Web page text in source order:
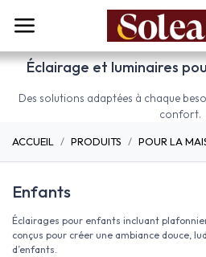
Se rendre au contenu
Éclairage et luminaires
Des solutions adaptées à chaque
confort.
ACCUEIL PRODUITS POUR LA
Enfants
Éclairages pour enfants incluant
conçus pour créer une ambiance douce,
d’enfants.